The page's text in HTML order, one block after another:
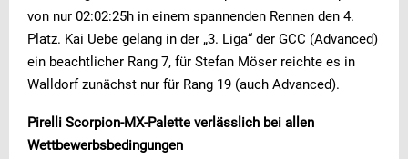
von nur 02:02:25h in einem spannenden Rennen den 4.
Platz. Kai Uebe gelang in der „3. Liga“ der GCC (Advanced)
ein beachtlicher Rang 7, für Stefan Möser reichte es in
Walldorf zunächst nur für Rang 19 (auch Advanced).
Pirelli Scorpion-MX-Palette verlässlich bei allen
Wettbewerbsbedingungen